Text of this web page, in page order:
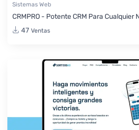
Sistemas Web
CRMPRO - Potente CRM Para Cualquier
47 Ventas